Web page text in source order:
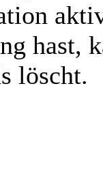
hast,
löscht.